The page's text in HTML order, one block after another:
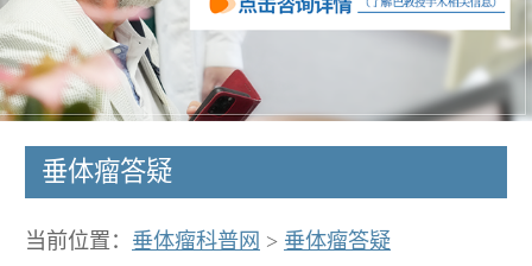
垂体瘤答疑
当前位置： 垂体瘤科普网 > 垂体瘤答疑